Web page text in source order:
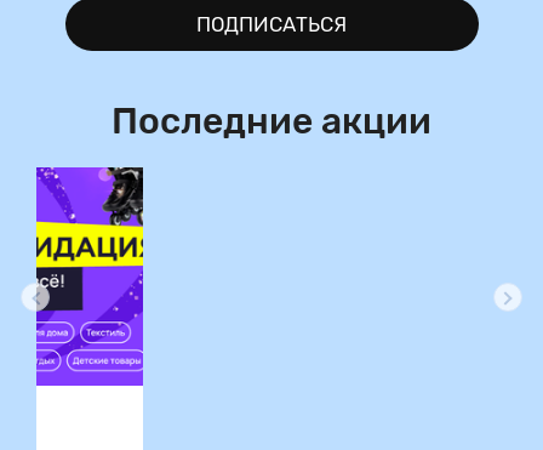
ПОДПИСАТЬСЯ
Последние акции